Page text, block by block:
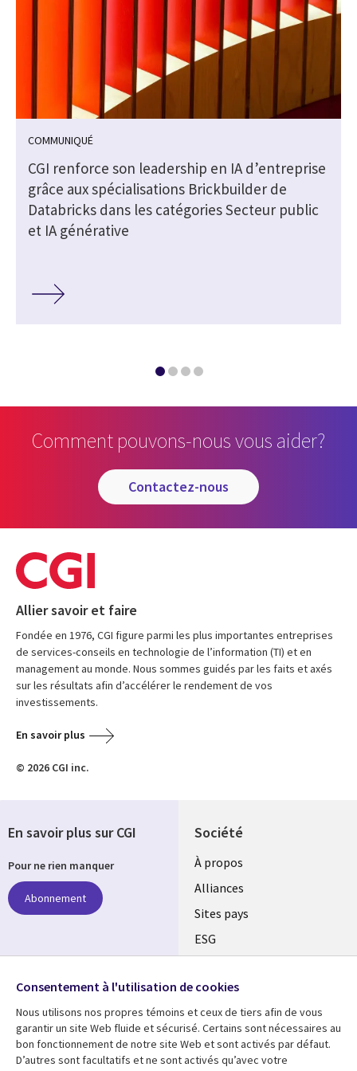
COMMUNIQUÉ
CGI renforce son leadership en IA d’entreprise
grâce aux spécialisations Brickbuilder de
Databricks dans les catégories Secteur public
et IA générative
Comment pouvons-nous vous aider?
contactez-nous
Allier savoir et faire
Fondée en 1976, CGI figure parmi les plus importantes entreprises
de services-conseils en technologie de l’information (TI) et en
management au monde. Nous sommes guidés par les faits et axés
sur les résultats afin d’accélérer le rendement de vos
investissements.
En savoir plus
© 2026 CGI inc.
Société
À propos
Alliances
Sites pays
ESG
Fusions
Salle de presse
En savoir plus sur CGI
Pour ne rien manquer
Abonnement
Suivez-nous
Social
Media
Global
Consentement à l'utilisation de cookies
Nous utilisons nos propres témoins et ceux de tiers afin de vous
garantir un site Web fluide et sécurisé. Certains sont nécessaires au
bon fonctionnement de notre site Web et sont activés par défaut.
D’autres sont facultatifs et ne sont activés qu’avec votre